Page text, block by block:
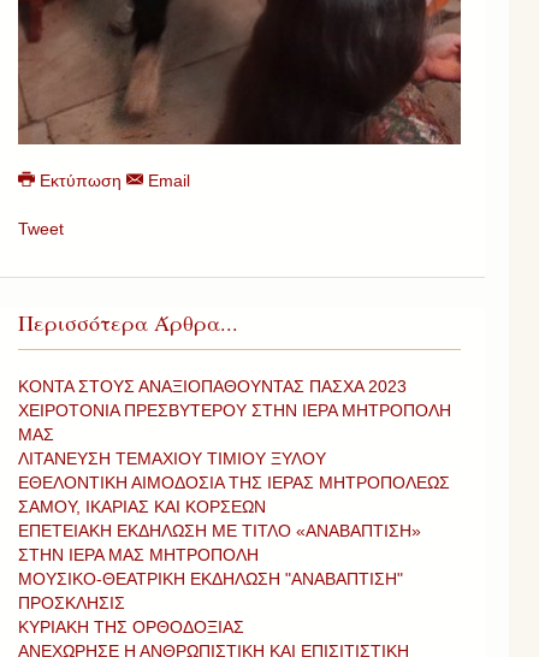
Εκτύπωση Email
Tweet
Περισσότερα Άρθρα...
ΚΟΝΤΑ ΣΤΟΥΣ ΑΝΑΞΙΟΠΑΘΟΥΝΤΑΣ ΠΑΣΧΑ 2023
ΧΕΙΡΟΤΟΝΙΑ ΠΡΕΣΒΥΤΕΡΟΥ ΣΤΗΝ ΙΕΡΑ ΜΗΤΡΟΠΟΛΗ
ΜΑΣ
ΛΙΤΑΝΕΥΣΗ ΤΕΜΑΧΙΟΥ ΤΙΜΙΟΥ ΞΥΛΟΥ
ΕΘΕΛΟΝΤΙΚΗ ΑΙΜΟΔΟΣΙΑ ΤΗΣ ΙΕΡΑΣ ΜΗΤΡΟΠΟΛΕΩΣ
ΣΑΜΟΥ, ΙΚΑΡΙΑΣ ΚΑΙ ΚΟΡΣΕΩΝ
ΕΠΕΤΕΙΑΚΗ ΕΚΔΗΛΩΣΗ ΜΕ ΤΙΤΛΟ «ΑΝΑΒΑΠΤΙΣΗ»
ΣΤΗΝ ΙΕΡΑ ΜΑΣ ΜΗΤΡΟΠΟΛΗ
ΜΟΥΣΙΚΟ-ΘΕΑΤΡΙΚΗ ΕΚΔΗΛΩΣΗ "ΑΝΑΒΑΠΤΙΣΗ"
ΠΡΟΣΚΛΗΣΙΣ
ΚΥΡΙΑΚΗ ΤΗΣ ΟΡΘΟΔΟΞΙΑΣ
ΑΝΕΧΩΡΗΣΕ Η ΑΝΘΡΩΠΙΣΤΙΚΗ ΚΑΙ ΕΠΙΣΙΤΙΣΤΙΚΗ